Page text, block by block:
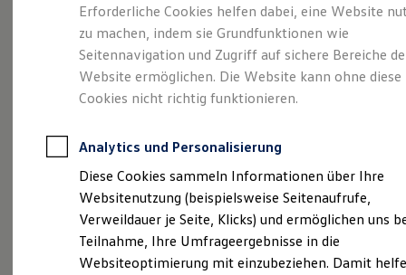
Leasing
Leasing-Angebote
Gebrauchtwagen Leasing
Junge Gebrauchtwagen-Leasing
Elektroauto Leasing
Kleinwagen-Leasing
Leasing ohne Anzahlung
Autokredit mit Schlussrate
Versicherungen und Garantien
Kfz-Versicherung
Restschuldversicherungen
Garantien
Wartungsverträge
Geschäftskunden
Professional Class bei Volkswagen
Großkunden
Mehr Raum für alle(s).
Der Tayron.
Erforderliche Cookies helfen dabei, eine Website
zu machen, indem sie Grundfunktionen wie
Seitennavigation und Zugriff auf sichere Bereiche
Website ermöglichen. Die Website kann ohne diese
Cookies nicht richtig funktionieren.
Analytics und Personalisierung
Diese Cookies sammeln Informationen über Ihre
Websitenutzung (beispielsweise Seitenaufrufe,
Verweildauer je Seite, Klicks) und ermöglichen uns
Teilnahme, Ihre Umfrageergebnisse in die
Websiteoptimierung mit einzubeziehen. Damit